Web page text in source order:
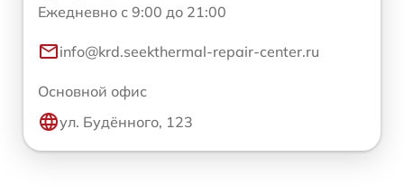
Ежедневно с 9:00 до 21:00
info@krd.seekthermal-repair-center.ru
Основной офис
ул. Будённого, 123